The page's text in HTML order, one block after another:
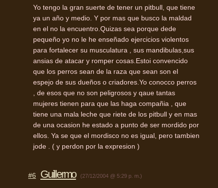
Yo tengo la gran suerte de tener un pitbull, que tiene
ya un año y medio. Y por mas que busco la maldad
en el no la encuentro.Quizas sea porque dede
pequeño yo no le he enseñado ejercicios violentos
para fortalecer su musculatura , sus mandibulas,sus
ansias de atacar y romper cosas.Estoi convencido
que los perros sean de la raza que sean son el
espejo de sus dueños o criadores.Yo conocco perros
, de esos que no son peligrosos y qaue tantas
mujeres tienen para que las haga compañia , que
tiene una mala leche que riete de los pitbull y en mas
de una ocasion he estado a punto de ser mordido por
ellos. Ya se que el mordisco no es igual, pero tambien
jode . ( y perdon por la expresion )
#6 Guillermo (27/12/2004 @ 5:29 p. m.)